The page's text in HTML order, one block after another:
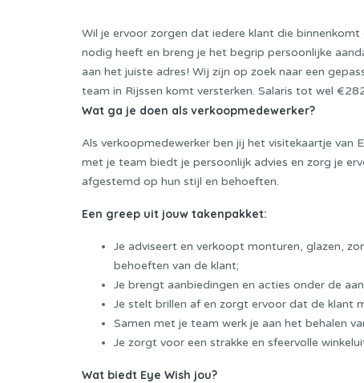
Wil je ervoor zorgen dat iedere klant die
nodig heeft en breng je het begrip persoonlijke
aan het juiste adres! Wij zijn op zoek naar een
team in Rijssen komt versterken. Salaris tot wel
Wat ga je doen als verkoopmedewerker?
Als verkoopmedewerker ben jij het visitekaartje van
met je team biedt je persoonlijk advies en zorg je
afgestemd op hun stijl en behoeften.
Een greep uit jouw takenpakket:
Je adviseert en verkoopt monturen, glazen,
behoeften van de klant;
Je brengt aanbiedingen en acties onder de
Je stelt brillen af en zorgt ervoor dat de klant
Samen met je team werk je aan het behalen
Je zorgt voor een strakke en sfeervolle
Wat biedt Eye Wish jou?